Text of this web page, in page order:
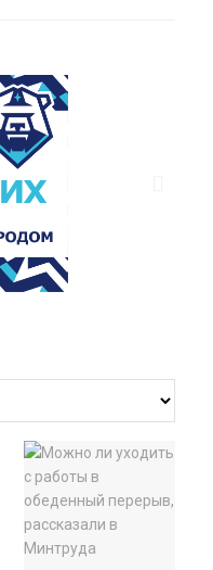
взять золото в
частично закроют
«Башни»
«Самолёт в